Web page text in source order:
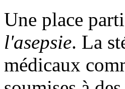
Une place
l'asepsie. La
médicaux